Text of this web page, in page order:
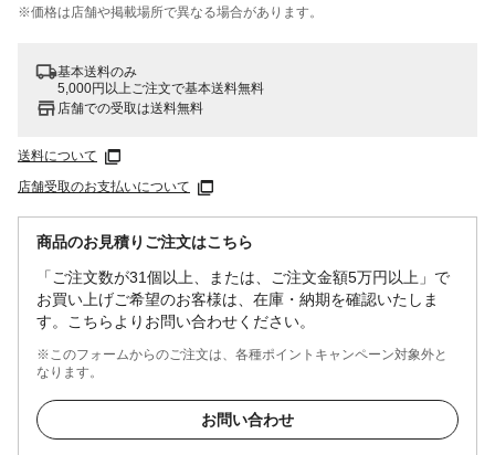
※価格は​店舗や​掲載場所で​異なる​場合が​あります。
基本送料のみ
5,000円以上ご注文で基本送料無料
店舗での受取は送料無料
送料について
店舗受取のお支払いについて
商品のお見積りご注文はこちら
「ご注文数が31個以上、または、ご注文金額5万円以上」で
お買い上げご希望のお客様は、在庫・納期を確認いたしま
す。こちらよりお問い合わせください。
※このフォームからのご注文は、各種ポイントキャンペーン対象外と
なります。
お問い合わせ